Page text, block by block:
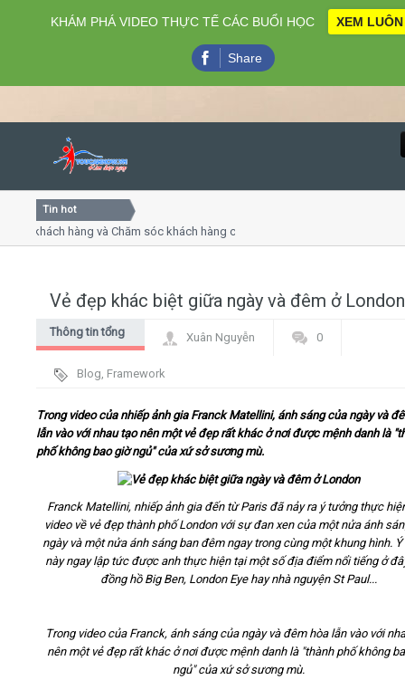
Close
Home
Giới thiệu
Video
Liên hệ - Đăng ký
Tìm kiếm
Tin hot
hàng và Chăm sóc khách hàng chuyên nghiệp
Vẻ đẹp khác biệt giữa ngày và đêm ở London
Thông tin tổng
Xuân Nguyễn 0
Blog, Framework
Trong video của nhiếp ảnh gia Franck Matellini, ánh sáng của ngày và
lẫn vào với nhau tạo nên một vẻ đẹp rất khác ở nơi được mệnh danh là
phố không bao giờ ngủ" của xứ sở sương mù.
Franck Matellini, nhiếp ảnh gia đến từ Paris đã nảy ra ý tưởng thực
video về vẻ đẹp thành phố London với sự đan xen của một nửa ánh
ngày và một nửa ánh sáng ban đêm ngay trong cùng một khung hình.
này ngay lập tức được anh thực hiện tại một số địa điểm nổi tiếng ở
đồng hồ Big Ben, London Eye hay nhà nguyện St Paul...
Trong video của Franck, ánh sáng của ngày và đêm hòa lẫn vào với
nên một vẻ đẹp rất khác ở nơi được mệnh danh là "thành phố không
ngủ" của xứ sở sương mù.
KHÁM PHÁ VIDEO THỰC TẾ CÁC BUỔI HỌC XEM LUÔN
Share